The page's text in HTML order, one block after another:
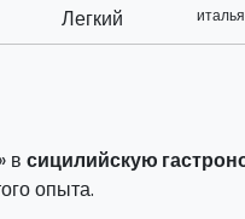
Легкий
в сицилийскую
опыта.